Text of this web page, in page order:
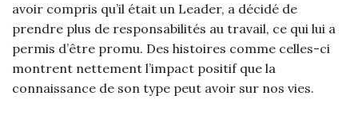
avoir compris qu’il était un Leader, a décidé de
prendre plus de responsabilités au travail, ce qui lui a
permis d’être promu. Des histoires comme celles-ci
montrent nettement l’impact positif que la
connaissance de son type peut avoir sur nos vies.